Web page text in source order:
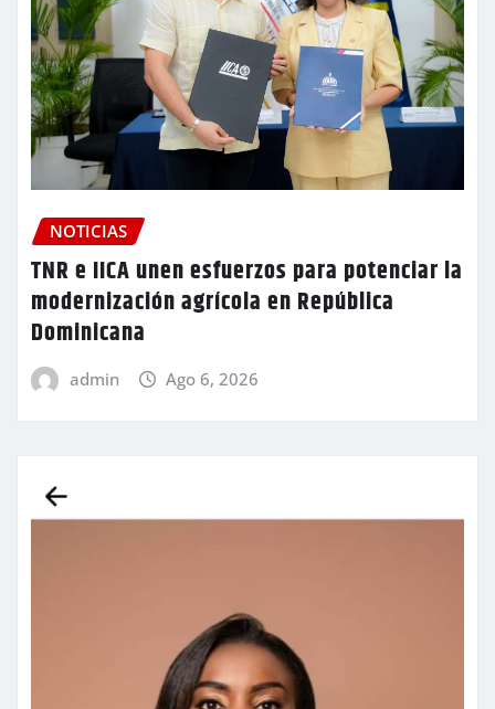
NOTICIAS
TNR e IICA unen esfuerzos para potenciar la
modernización agrícola en República
Dominicana
admin Ago 6, 2026